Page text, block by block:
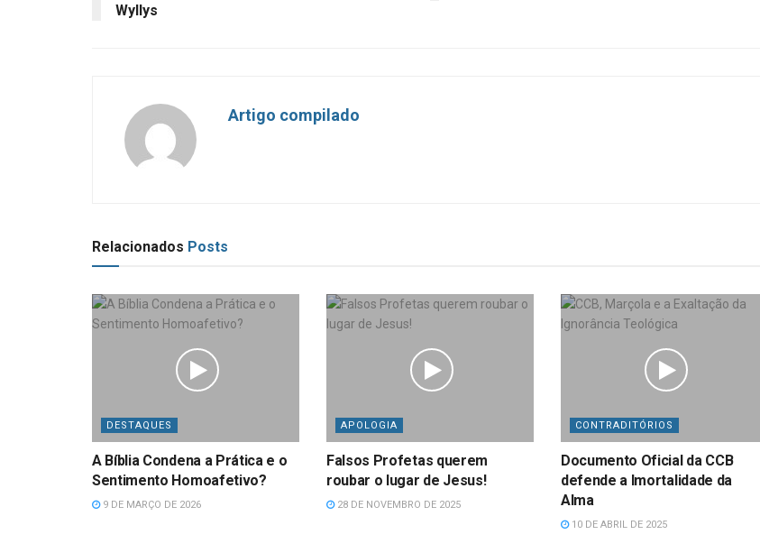
Wyllys
Artigo compilado
Relacionados Posts
DESTAQUES
A Bíblia Condena a Prática e o
Sentimento Homoafetivo?
9 DE MARÇO DE 2026
APOLOGIA
Falsos Profetas querem
roubar o lugar de Jesus!
28 DE NOVEMBRO DE 2025
CONTRADITÓRIOS
Documento Oficial da CCB
defende a Imortalidade da
Alma
10 DE ABRIL DE 2025